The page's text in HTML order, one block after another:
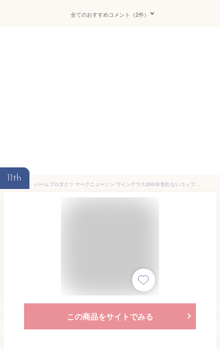
全てのおすすめコメント（2件）
11th
パームプロダクツ マークニューソン ワイングラス300ml 割れないコップ ワイングラス インドアでもアウトドアでも安心して使えるドリンクウェア ホットワインも可【あす楽】【翌】
この商品をサイトでみる